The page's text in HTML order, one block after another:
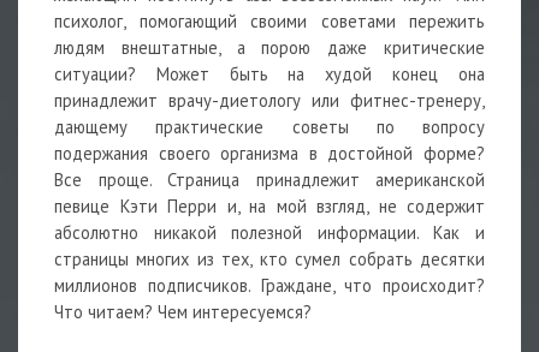
психолог, помогающий своими советами пережить
людям внештатные, а порою даже критические
ситуации? Может быть на худой конец она
принадлежит врачу-диетологу или фитнес-тренеру,
дающему практические советы по вопросу
подержания своего организма в достойной форме?
Все проще. Страница принадлежит американской
певице Кэти Перри и, на мой взгляд, не содержит
абсолютно никакой полезной информации. Как и
страницы многих из тех, кто сумел собрать десятки
миллионов подписчиков. Граждане, что происходит?
Что читаем? Чем интересуемся?